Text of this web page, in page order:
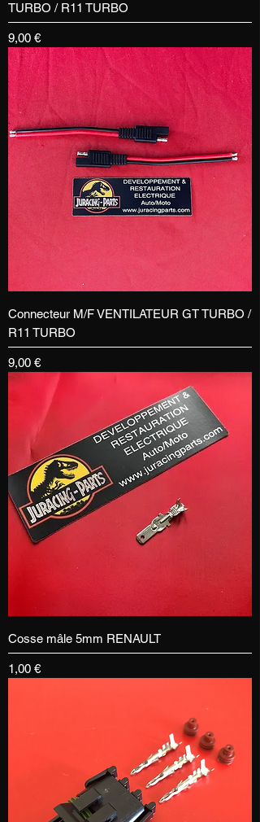
TURBO / R11 TURBO
Prix
9,00 €
Connecteur M/F VENTILATEUR GT TURBO /
R11 TURBO
Prix
9,00 €
Cosse mâle 5mm RENAULT
Prix
1,00 €